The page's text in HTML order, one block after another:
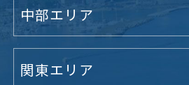
中部エリア
関東エリア